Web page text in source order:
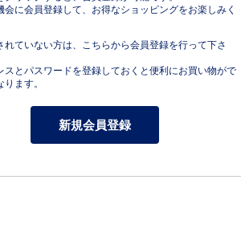
会に会員登録して、お得なショッピングをお楽しみく
れていない方は、こちらから会員登録を行って下さ
スとパスワードを登録しておくと便利にお買い物がで
ます。